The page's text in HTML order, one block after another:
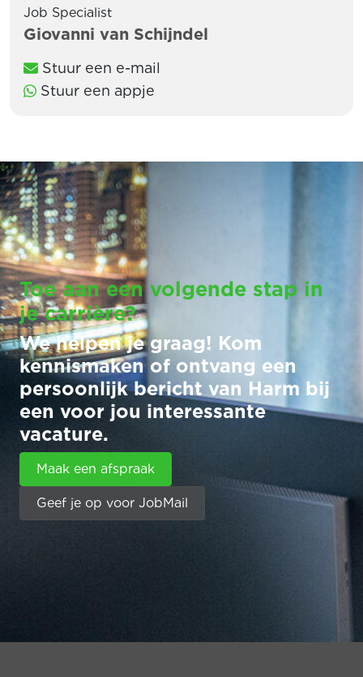
Job Specialist
Giovanni van Schijndel
Stuur een e-mail
Stuur een appje
Toe aan een volgende stap in
je carrière?
We helpen je graag! Kom
kennismaken of ontvang een
persoonlijk bericht van Harm bij
een voor jou interessante
vacature.
Maak een afspraak
Geef je op voor JobMail